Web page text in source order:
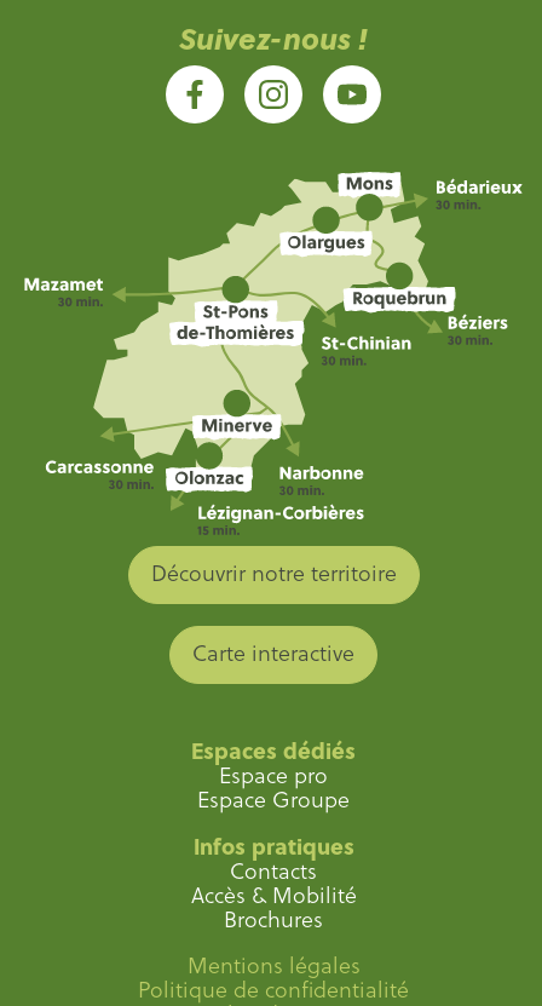
Suivez-nous !
Découvrir notre territoire
Carte interactive
Espaces dédiés
Espace pro
Espace Groupe
Infos pratiques
Contacts
Accès & Mobilité
Brochures
Mentions légales
Politique de confidentialité